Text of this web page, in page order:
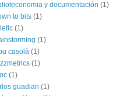
y documentación (1)
to bits (1)
(1)
(1)
casolà (1)
(1)
(1)
guadian (1)